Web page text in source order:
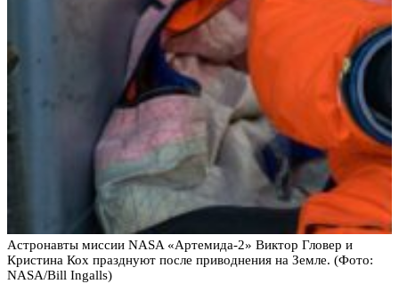
Астронавты миссии NASA «Артемида-2» Виктор Гловер и
Кристина Кох празднуют после приводнения на Земле. (Фото:
NASA/Bill Ingalls)